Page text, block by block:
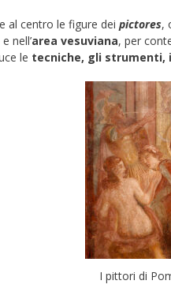
al centro le figure dei pictores,
e nell’area vesuviana, per
le tecniche, gli strumenti,
I pittori di